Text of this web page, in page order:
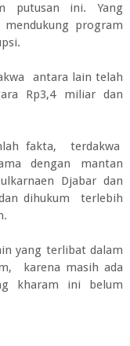
putusan ini. Yang
program
antara lain telah
Rp3,4 miliar dan
fakta, terdakwa
dengan mantan
Djabar dan
dihukum terlebih
yang terlibat dalam
karena masih ada
kharam ini belum